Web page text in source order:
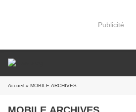
Publicité
Accueil » MOBILE.ARCHIVES